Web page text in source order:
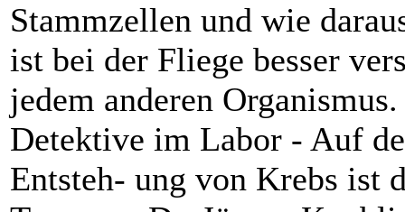
Stammzellen und wie
ist bei der Fliege besser
jedem anderen
Detektive im Labor - Auf
Entsteh- ung von Krebs ist